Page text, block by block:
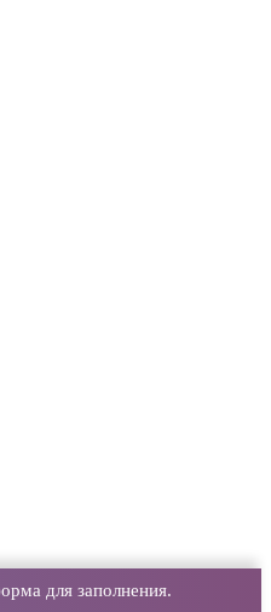
для заполнения.